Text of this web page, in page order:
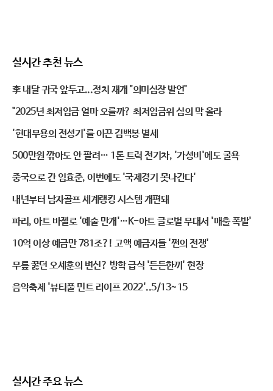
실시간 추천 뉴스
李 내달 귀국 앞두고...정치 재개 "의미심장 발언"
"2025년 최저임금 얼마 오를까? 최저임금위 심의 막 올라
'현대무용의 전성기'를 이끈 김백봉 별세
500만원 깎아도 안 팔려… 1톤 트럭 전기차, '가성비'에도 굴욕
중국으로 간 임효준, 이번에도 '국제경기 못나간다'
내년부터 남자골프 세계랭킹 시스템 개편돼
파리, 아트 바젤로 '예술 만개'…K-아트 글로벌 무대서 '매출 폭발'
10억 이상 예금만 781조?! 고액 예금자들 '쩐의 전쟁'
무릎 꿇던 오세훈의 변신? 방학 급식 '든든한끼' 현장
음악축제 '뷰티풀 민트 라이프 2022'..5/13~15
실시간 주요 뉴스